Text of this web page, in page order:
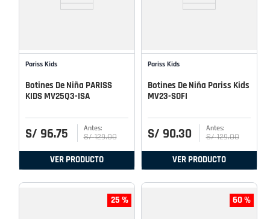
Pariss Kids
Botines De Niña PARISS
KIDS MV25Q3-ISA
S/ 96.75 S/ 129.00
VER PRODUCTO
Pariss Kids
Botines De Niña Pariss Kids
MV23-SOFI
S/ 90.30 S/ 129.00
VER PRODUCTO
25 % 60 %